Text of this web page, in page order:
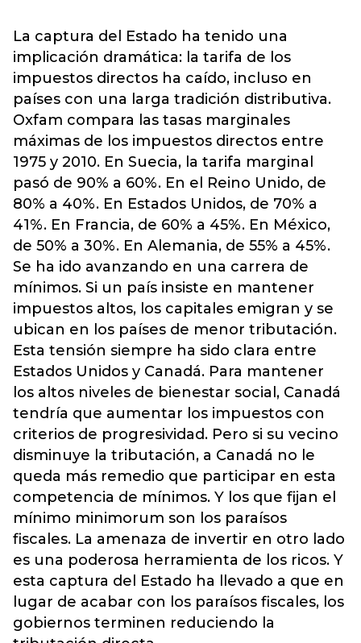
La captura del Estado ha tenido una
implicación dramática: la tarifa de los
impuestos directos ha caído, incluso en
países con una larga tradición distributiva.
Oxfam compara las tasas marginales
máximas de los impuestos directos entre
1975 y 2010. En Suecia, la tarifa marginal
pasó de 90% a 60%. En el Reino Unido, de
80% a 40%. En Estados Unidos, de 70% a
41%. En Francia, de 60% a 45%. En México,
de 50% a 30%. En Alemania, de 55% a 45%.
Se ha ido avanzando en una carrera de
mínimos. Si un país insiste en mantener
impuestos altos, los capitales emigran y se
ubican en los países de menor tributación.
Esta tensión siempre ha sido clara entre
Estados Unidos y Canadá. Para mantener
los altos niveles de bienestar social, Canadá
tendría que aumentar los impuestos con
criterios de progresividad. Pero si su vecino
disminuye la tributación, a Canadá no le
queda más remedio que participar en esta
competencia de mínimos. Y los que fijan el
mínimo minimorum son los paraísos
fiscales. La amenaza de invertir en otro lado
es una poderosa herramienta de los ricos. Y
esta captura del Estado ha llevado a que en
lugar de acabar con los paraísos fiscales, los
gobiernos terminen reduciendo la